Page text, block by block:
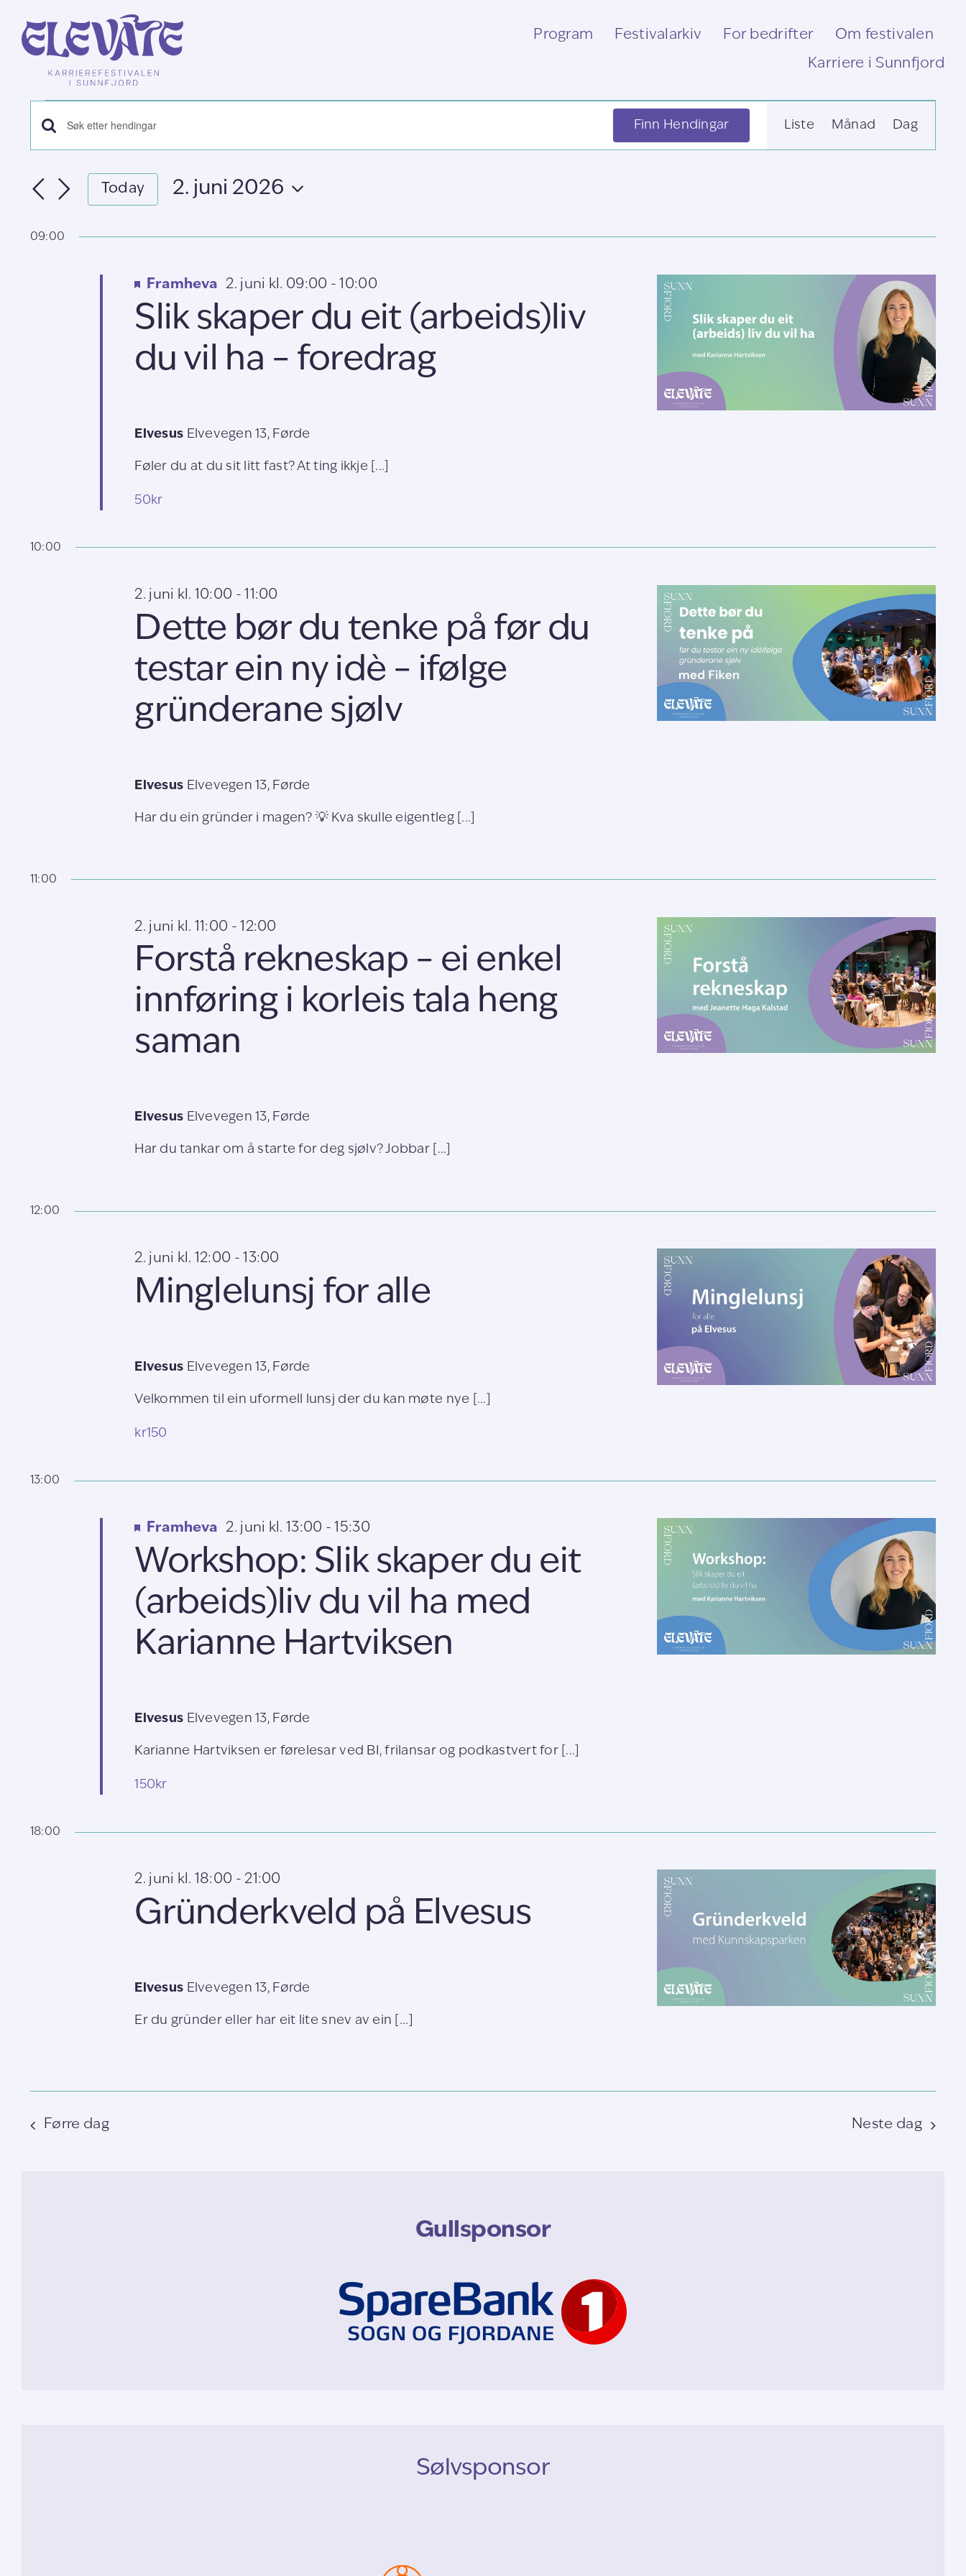
content
Program Festivalarkiv For bedrifter
Om festivalen
Karriere i Sunnfjord
Hendingar
for
2.
juni
Hendingar
og
Skriv
inn
nøkkelord.
Søk
Hendingar
Finn Hendingar Liste Månad Dag
Today
2. juni 2026
dato.
09:00
Slik skaper du eit (arbeids)liv
du vil ha – foredrag
Framheva 2. juni kl. 09:00 -10:00
Elvesus Elvevegen 13, Førde
Føler du at du sit litt fast? At ting ikkje [...]
50kr
10:00
Dette bør du tenke på før du
testar ein ny idè – ifølge
gründerane sjølv
2. juni kl. 10:00 -11:00
Elvesus Elvevegen 13, Førde
Har du ein gründer i magen? 💡 Kva skulle eigentleg [...]
11:00
Forstå rekneskap – ei enkel
innføring i korleis tala heng
saman
2. juni kl. 11:00 -12:00
Elvesus Elvevegen 13, Førde
Har du tankar om å starte for deg sjølv? Jobbar [...]
12:00
Minglelunsj for alle
2. juni kl. 12:00 -13:00
Elvesus Elvevegen 13, Førde
Velkommen til ein uformell lunsj der du kan møte nye [...]
kr150
13:00
Workshop: Slik skaper du eit
(arbeids)liv du vil ha med
Karianne Hartviksen
Framheva 2. juni kl. 13:00 -15:30
Elvesus Elvevegen 13, Førde
Karianne Hartviksen er førelesar ved BI, frilansar og podkastvert for [...]
150kr
18:00
Gründerkveld på Elvesus
2. juni kl. 18:00 - 21:00
Elvesus Elvevegen 13, Førde
Er du gründer eller har eit lite snev av ein [...]
Førre dag Neste dag
Gullsponsor
Sølvsponsor